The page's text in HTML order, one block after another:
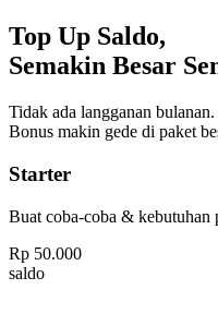
Top Up Saldo,
Semakin Besar
Tidak ada langganan
Bonus makin gede di paket
Starter
Buat coba-coba & kebutuhan
Rp 50.000
saldo